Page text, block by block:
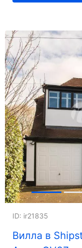
Вилла в
ID: ir21835